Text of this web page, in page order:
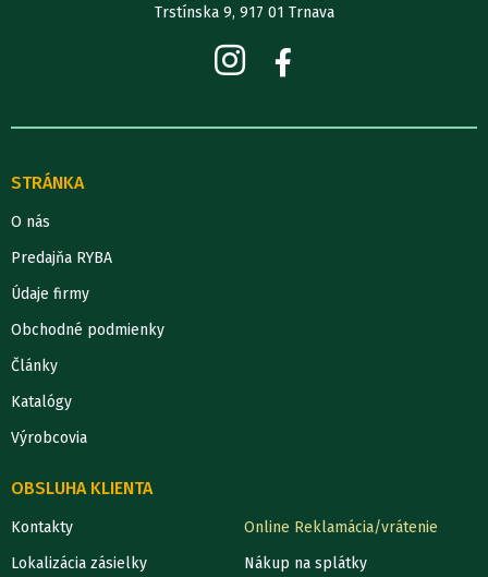
Trstínska 9, 917 01 Trnava
STRÁNKA
O nás
Predajňa RYBA
Údaje firmy
Obchodné podmienky
Články
Katalógy
Výrobcovia
OBSLUHA KLIENTA
Kontakty
Lokalizácia zásielky
Online Reklamácia/vrátenie
Nákup na splátky